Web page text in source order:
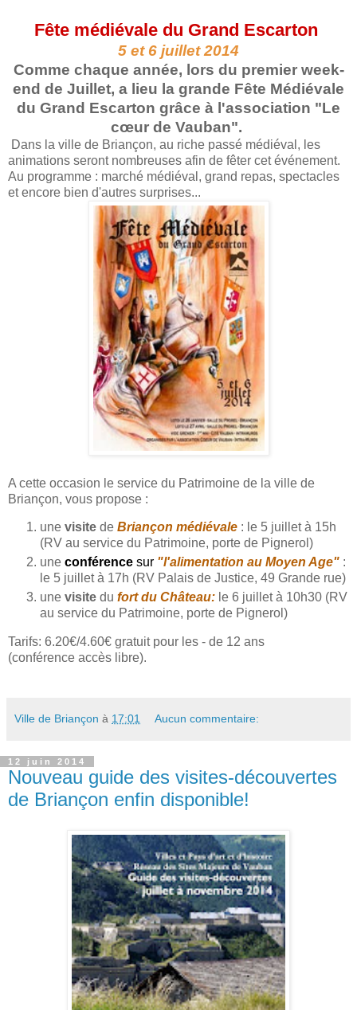
Fête médiévale du Grand Escarton
5 et 6 juillet 2014
Comme chaque année, lors du premier week-
end de Juillet, a lieu la grande Fête Médiévale
du Grand Escarton grâce à l'association "Le
cœur de Vauban".
Dans la ville de Briançon, au riche passé médiéval, les
animations seront nombreuses afin de fêter cet événement.
Au programme : marché médiéval, grand repas, spectacles
et encore bien d'autres surprises...
A cette occasion le service du Patrimoine de la ville de
Briançon, vous propose :
une visite de Briançon médiévale : le 5 juillet à 15h
(RV au service du Patrimoine, porte de Pignerol)
une conférence sur "l'alimentation au Moyen Age" :
le 5 juillet à 17h (RV Palais de Justice, 49 Grande rue)
une visite du fort du Château: le 6 juillet à 10h30 (RV
au service du Patrimoine, porte de Pignerol)
Tarifs: 6.20€/4.60€ gratuit pour les - de 12 ans
(conférence accès libre).
Ville de Briançon à 17:01 Aucun commentaire:
12 juin 2014
Nouveau guide des visites-découvertes
de Briançon enfin disponible!